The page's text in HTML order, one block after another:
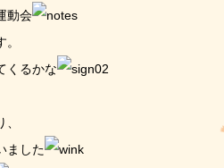
動会
くるかな
ました